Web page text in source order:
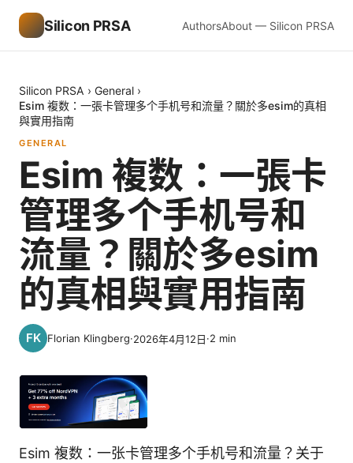
Silicon PRSA AuthorsAbout — Silicon PRSA
Silicon PRSA › General ›
Esim 複数：一張卡管理多个手机号和流量？關於多esim的真相
與實用指南
GENERAL
Esim 複数：一張卡
管理多个手机号和
流量？關於多esim
的真相與實用指南
Florian Klingberg·2026年4月12日·2 min
Esim 複数：一张卡管理多个手机号和流量？关于